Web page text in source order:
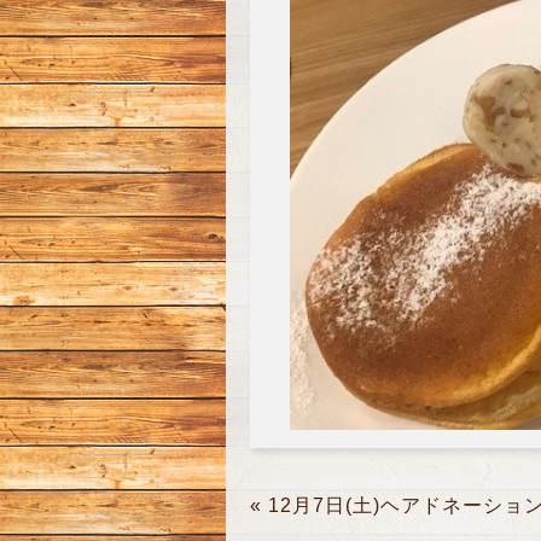
« 12月7日(土)ヘアドネーショ